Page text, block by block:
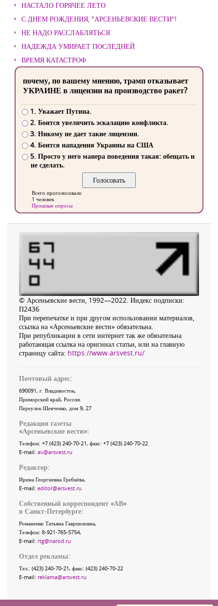
НАСТАЛО ГОРЯЧЕЕ ЛЕТО
С ДНЕМ РОЖДЕНИЯ, "АРСЕНЬЕВСКИЕ ВЕСТИ"!
НЕ НАДО РАССЛАБЛЯТЬСЯ
НАДЕЖДА УМИРАЕТ ПОСЛЕДНЕЙ
ВРЕМЯ КАТАСТРОФ
почему, по вашему мнению, трамп отказывает
УКРАИНЕ в лицензии на производство ракет?
1. Уважает Путина.
2. Боится увеличить эскалацию конфликта.
3. Никому не дает такие лицензии.
4. Боится нападения Украины на США
5. Просто у него манера поведения такая: обещать и
не сделать.
Всего проголосовало
1 человек
Прошлые опросы
© Арсеньевские вести, 1992—2022. Индекс подписки:
П2436
При перепечатке и при другом использовании материалов,
ссылка на «Арсеньевские вести» обязательна.
При републикации в сети интернет так же обязательна
работающая ссылка на оригинал статьи, или на главную
страницу сайта: https://www.arsvest.ru/
Почтовый адрес:
690091, г. Владивосток,
Приморский край, Россия
Переулок Шевченко, дом 9, 27
Редакция газеты
«Арсеньевские вести»:
Телефон: +7 (423) 240-70-21, факс: +7 (423) 240-70-22
E-mail: av@arsvest.ru
Редактор:
Ирина Георгиевна Гребнёва,
E-mail: editor@arsvest.ru
Собственный корреспондент «АВ»
в Санкт-Петербурге:
Романенко Татьяна Гаврииловна,
Телефон: 8-921-765-5754,
E-mail: rtg@narod.ru
Отдел рекламы:
Тел.: (423) 240-70-21, факс: (423) 240-70-22
E-mail: reklama@arsvest.ru